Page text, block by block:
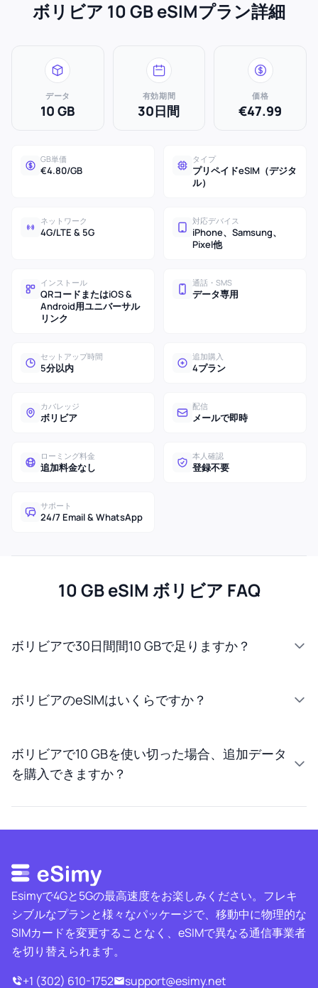
ボリビア 10 GB eSIMプラン詳細
データ
10 GB
有効期間
30日間
価格
€47.99
GB単価
€4.80/GB
タイプ
プリペイドeSIM（デジタ
ル）
ネットワーク
4G/LTE & 5G
対応デバイス
iPhone、Samsung、
Pixel他
インストール
QRコードまたはiOS &
Android用ユニバーサル
リンク
通話・SMS
データ専用
セットアップ時間
5分以内
追加購入
4プラン
カバレッジ
ボリビア
配信
メールで即時
ローミング料金
追加料金なし
本人確認
登録不要
サポート
24/7 Email & WhatsApp
10 GB eSIM ボリビア FAQ
ボリビアで30日間間10 GBで足りますか？
ボリビアのeSIMはいくらですか？
ボリビアで10 GBを使い切った場合、追加データ
を購入できますか？
Esimyで4Gと5Gの最高速度をお楽しみください。フレキ
シブルなプランと様々なパッケージで、移動中に物理的な
SIMカードを変更することなく、eSIMで異なる通信事業者
を切り替えられます。
+1 (302) 610-1752
support@esimy.net